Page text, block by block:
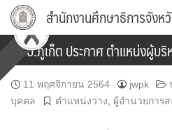
Skip
content
สำนักงานศึกษาธิการจังห
สพป.ภูเก็ต ประกาศ ตำแหน่งผู้บ
11 พฤศจิกายน 2564 jwpk
บุคคล
ตำแหน่งว่าง ผู้อำนวยการ